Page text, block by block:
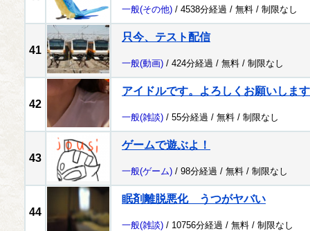
一般(その他) / 4538分経過 / 無料 / 制限なし
41
只今、テスト配信
一般(動画) / 424分経過 / 無料 / 制限なし
42
アイドルです。よろしくお願いしま
一般(雑談) / 55分経過 / 無料 / 制限なし
43
ゲームで遊ぶよ！
一般(ゲーム) / 98分経過 / 無料 / 制限なし
44
眠剤離脱悪化 うつがヤバい
一般(雑談) / 10756分経過 / 無料 / 制限なし